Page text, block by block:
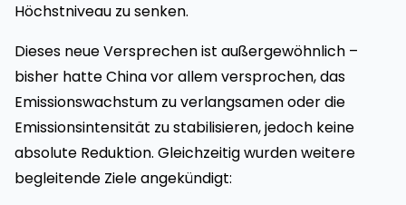
Höchstniveau zu senken.
Dieses neue Versprechen ist außergewöhnlich –
bisher hatte China vor allem versprochen, das
Emissionswachstum zu verlangsamen oder die
Emissionsintensität zu stabilisieren, jedoch keine
absolute Reduktion. Gleichzeitig wurden weitere
begleitende Ziele angekündigt: